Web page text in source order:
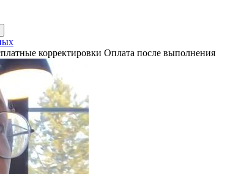
корректировки Оплата после выполнения